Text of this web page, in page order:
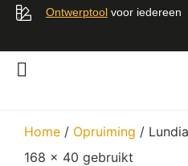
Ontwerptool voor iedereen
Home / Opruiming /
168 x 40 gebruikt